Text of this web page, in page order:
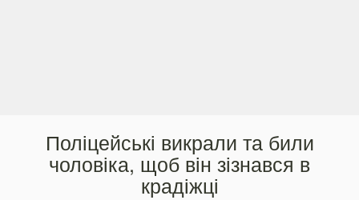
Поліцейські викрали та били
чоловіка, щоб він зізнався в
крадіжці